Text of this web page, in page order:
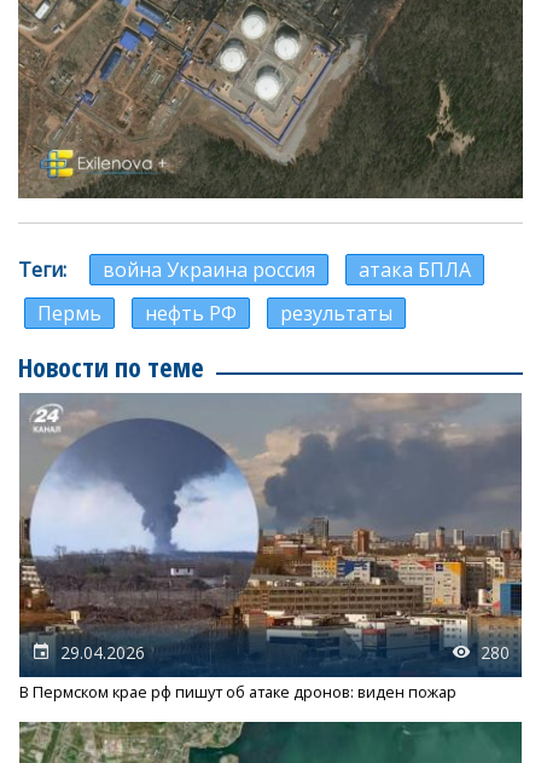
Теги война Украина россия
атака БПЛА
Пермь
нефть РФ результаты
Новости по теме
29.04.2026 280
В Пермском крае рф пишут об атаке дронов: виден пожар